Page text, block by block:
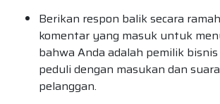
Berikan respon balik secara
komentar yang masuk untuk
bahwa Anda adalah pemilik
peduli dengan masukan dan
pelanggan.